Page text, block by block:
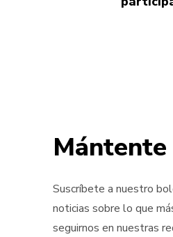
Suscríbete a nuestro
noticias sobre lo que
seguirnos en nuestras